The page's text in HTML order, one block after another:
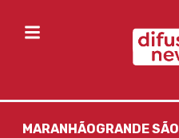
MARANHÃOGRANDE